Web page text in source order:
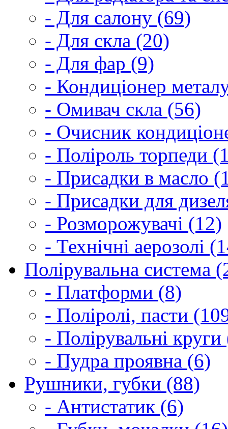
- Для салону (69)
- Для скла (20)
- Для фар (9)
- Кондиціонер
- Омивач скла (56)
- Очисник
- Поліроль торпеди
- Присадки в масло
- Присадки для
- Розморожувачі (12)
- Технічні аерозолі
Полірувальна система
- Платформи (8)
- Поліролі, пасти
- Полірувальні
- Пудра проявна (6)
Рушники, губки (88)
- Антистатик (6)